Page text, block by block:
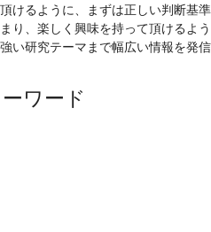
けるように、まずは正しい判断基準
り、楽しく興味を持って頂けるよう
い研究テーマまで幅広い情報を発信
ワード